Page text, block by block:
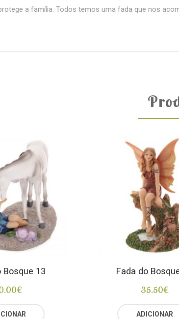
a família. Todos temos uma fada que nos
Bosque 13
€
Fada do
35.50€
ADICIONAR